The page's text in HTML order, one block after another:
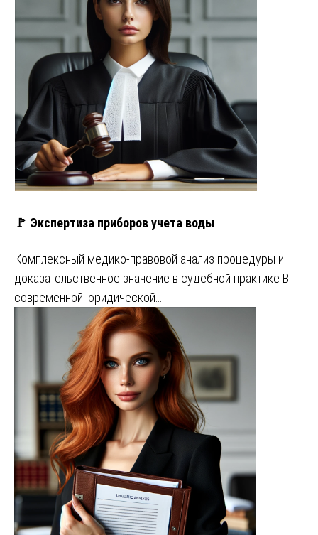
🚩 Экспертиза приборов учета воды
Комплексный медико-правовой анализ процедуры и
доказательственное значение в судебной практике В
современной юридической…